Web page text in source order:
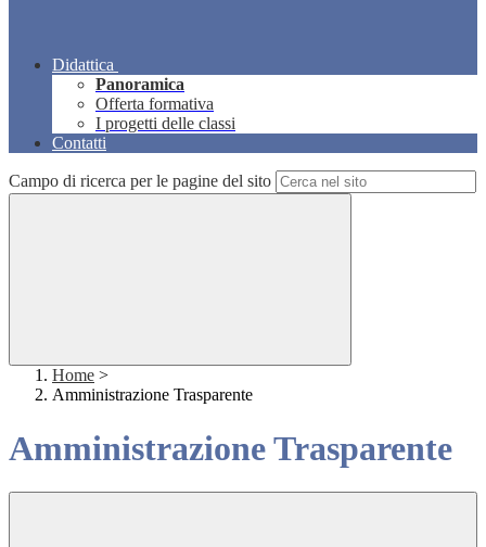
Didattica
Panoramica
Offerta formativa
I progetti delle classi
Contatti
Campo di ricerca per le pagine del sito
Home >
Amministrazione Trasparente
Amministrazione Trasparente